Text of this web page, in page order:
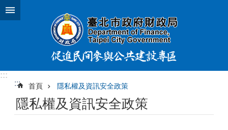
跳到主要內容區塊
:::
:::
首頁 隱私權及資訊安全政策
隱私權及資訊安全政策